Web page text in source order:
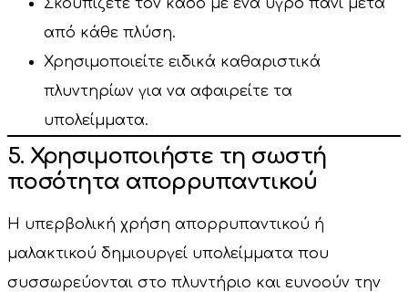
Σκουπίζετε τον κάδο με ένα υγρό πανί μετά
από κάθε πλύση.
Χρησιμοποιείτε ειδικά καθαριστικά
πλυντηρίων για να αφαιρείτε τα
υπολείμματα.
5. Χρησιμοποιήστε τη σωστή
ποσότητα απορρυπαντικού
Η υπερβολική χρήση απορρυπαντικού ή
μαλακτικού δημιουργεί υπολείμματα που
συσσωρεύονται στο πλυντήριο και ευνοούν την